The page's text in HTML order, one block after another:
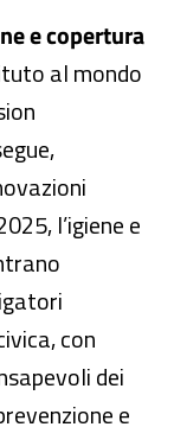
e copertura
al mondo
l’igiene e
con
dei
e